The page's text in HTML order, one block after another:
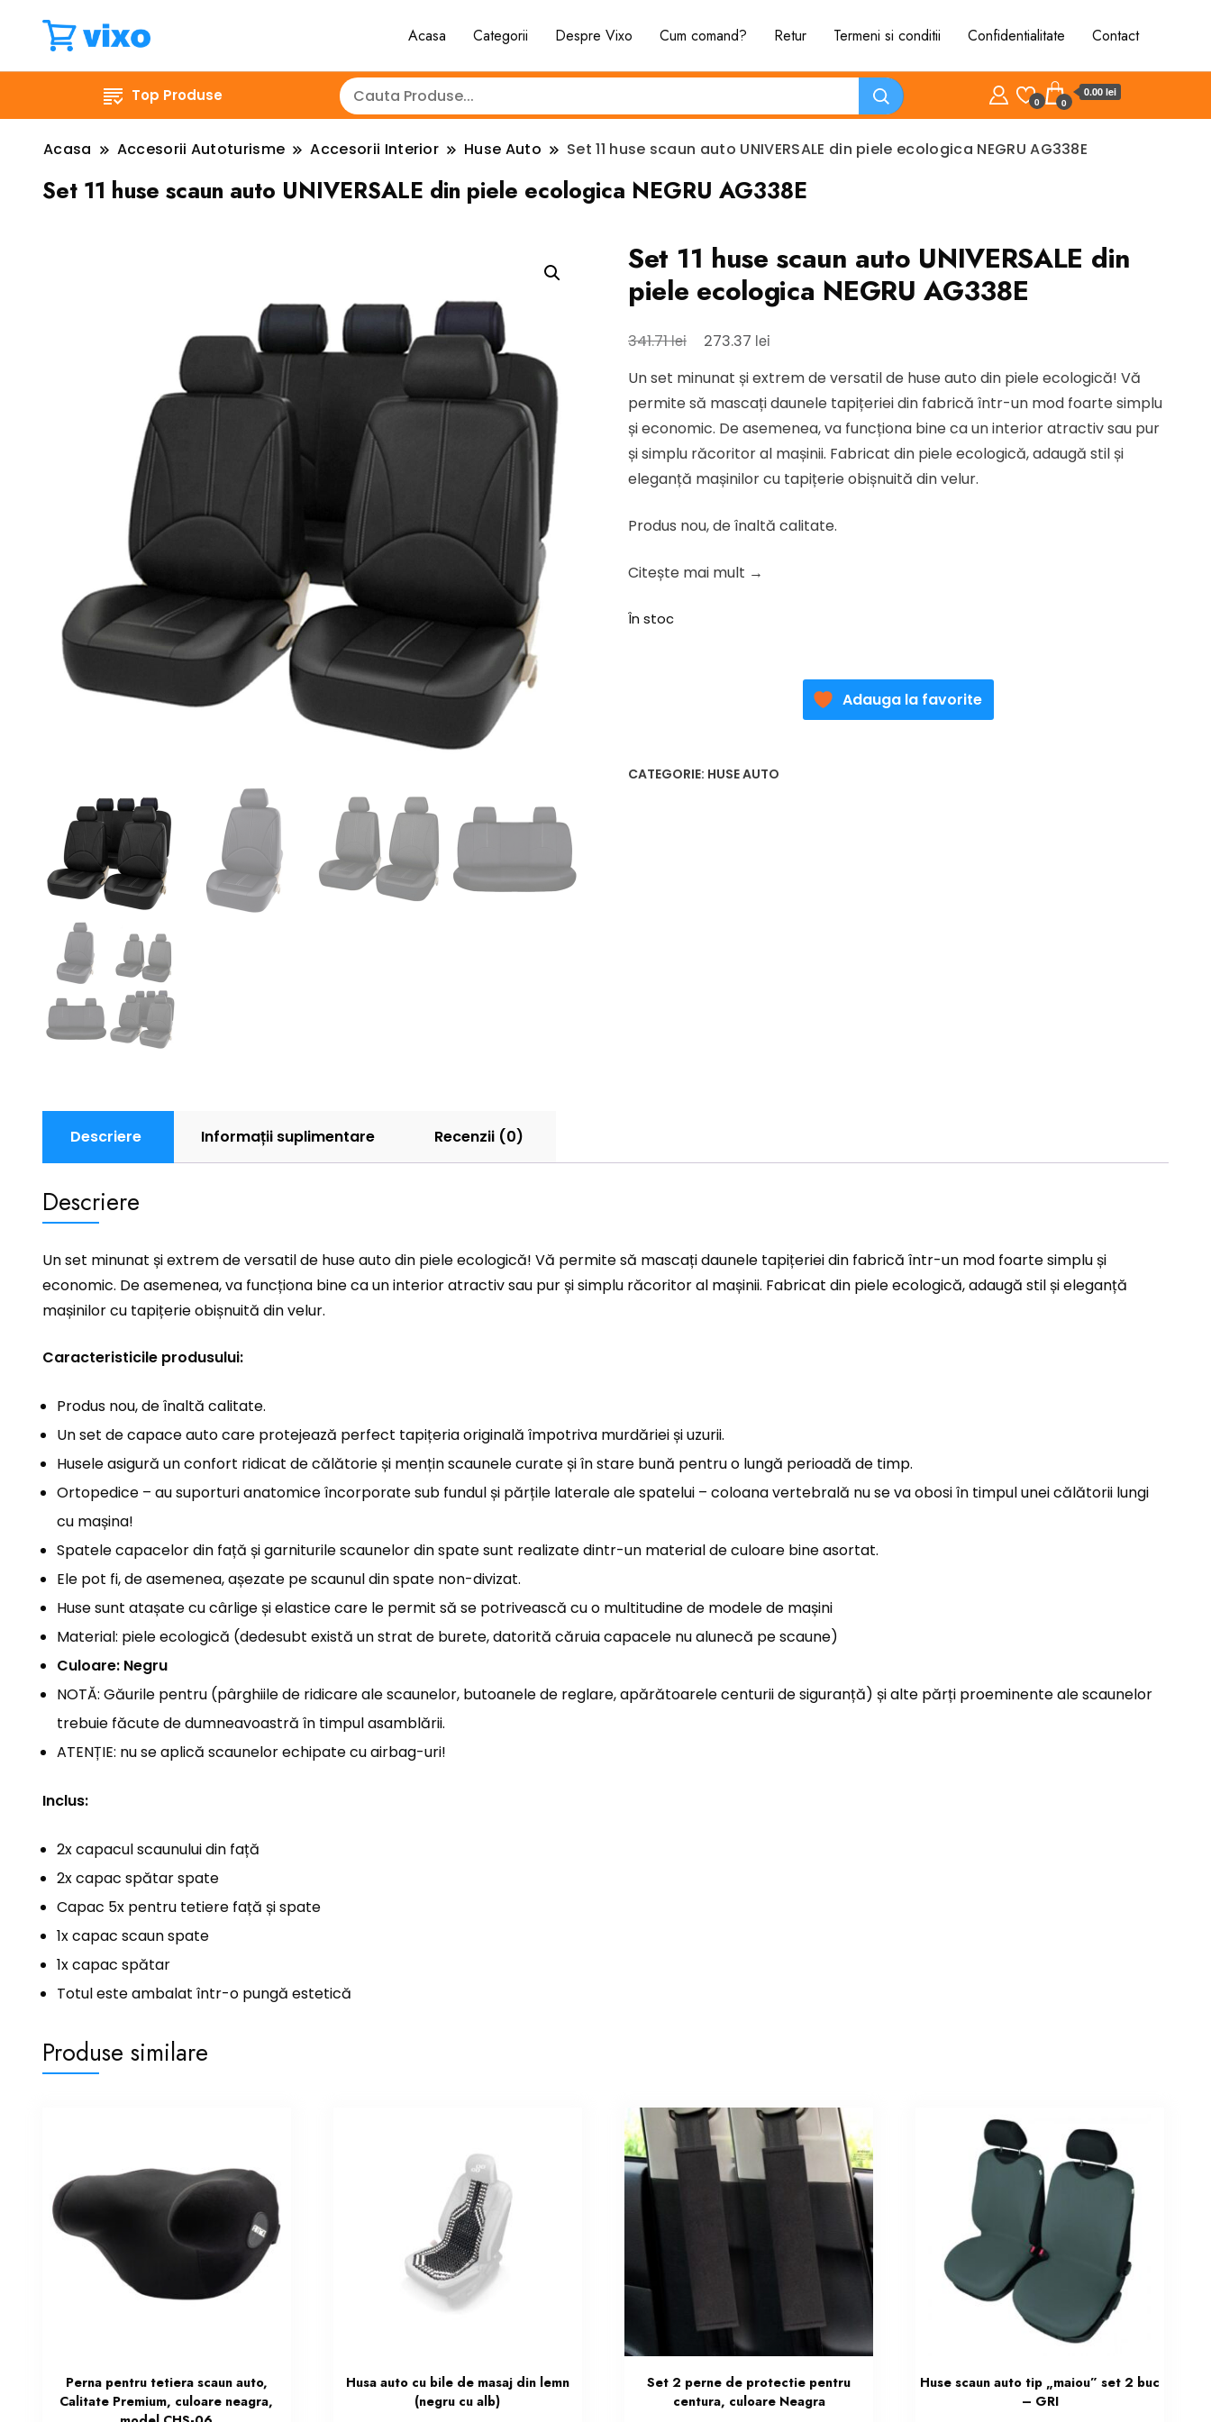
Acasa Categorii Despre Vixo Cum comand? Retur Termeni si conditii Confidentialitate Contact
Top Produse 0 0
0.00 lei
Acasa Accesorii Autoturisme Accesorii Interior Huse Auto Set 11 huse scaun auto UNIVERSALE din piele ecologica NEGRU AG338E
Set 11 huse scaun auto UNIVERSALE din piele ecologica NEGRU AG338E
Set 11 huse scaun auto UNIVERSALE din
piele ecologica NEGRU AG338E
341.71lei
Prețul
a
fost:
341.71 lei.
273.37 lei
este:
273.37 lei.
Un set minunat și extrem de versatil de huse auto din piele ecologică! Vă
permite să mascați daunele tapițeriei din fabrică într-un mod foarte simplu
și economic. De asemenea, va funcționa bine ca un interior atractiv sau pur
și simplu răcoritor al mașinii. Fabricat din piele ecologică, adaugă stil și
eleganță mașinilor cu tapițerie obișnuită din velur.
Produs nou, de înaltă calitate.
Citește mai mult →
În stoc
Adauga la favorite
CATEGORIE: HUSE AUTO
Descriere Informații suplimentare Recenzii (0)
Descriere
Un set minunat și extrem de versatil de huse auto din piele ecologică! Vă permite să mascați daunele tapițeriei din fabrică într-un mod foarte simplu și
economic. De asemenea, va funcționa bine ca un interior atractiv sau pur și simplu răcoritor al mașinii. Fabricat din piele ecologică, adaugă stil și eleganță
mașinilor cu tapițerie obișnuită din velur.
Caracteristicile produsului:
Produs nou, de înaltă calitate.
Un set de capace auto care protejează perfect tapițeria originală împotriva murdăriei și uzurii.
Husele asigură un confort ridicat de călătorie și mențin scaunele curate și în stare bună pentru o lungă perioadă de timp.
Ortopedice – au suporturi anatomice încorporate sub fundul și părțile laterale ale spatelui – coloana vertebrală nu se va obosi în timpul unei călătorii lungi
cu mașina!
Spatele capacelor din față și garniturile scaunelor din spate sunt realizate dintr-un material de culoare bine asortat.
Ele pot fi, de asemenea, așezate pe scaunul din spate non-divizat.
Huse sunt atașate cu cârlige și elastice care le permit să se potrivească cu o multitudine de modele de mașini
Material: piele ecologică (dedesubt există un strat de burete, datorită căruia capacele nu alunecă pe scaune)
Culoare: Negru
NOTĂ: Găurile pentru (pârghiile de ridicare ale scaunelor, butoanele de reglare, apărătoarele centurii de siguranță) și alte părți proeminente ale scaunelor
trebuie făcute de dumneavoastră în timpul asamblării.
ATENȚIE: nu se aplică scaunelor echipate cu airbag-uri!
Inclus:
2x capacul scaunului din față
2x capac spătar spate
Capac 5x pentru tetiere față și spate
1x capac scaun spate
1x capac spătar
Totul este ambalat într-o pungă estetică
Produse similare
Perna pentru tetiera scaun auto,
Calitate Premium, culoare neagra,
Husa auto cu bile de masaj din lemn
(negru cu alb)
Set 2 perne de protectie pentru
centura, culoare Neagra
Huse scaun auto tip „maiou” set 2 buc
– GRI